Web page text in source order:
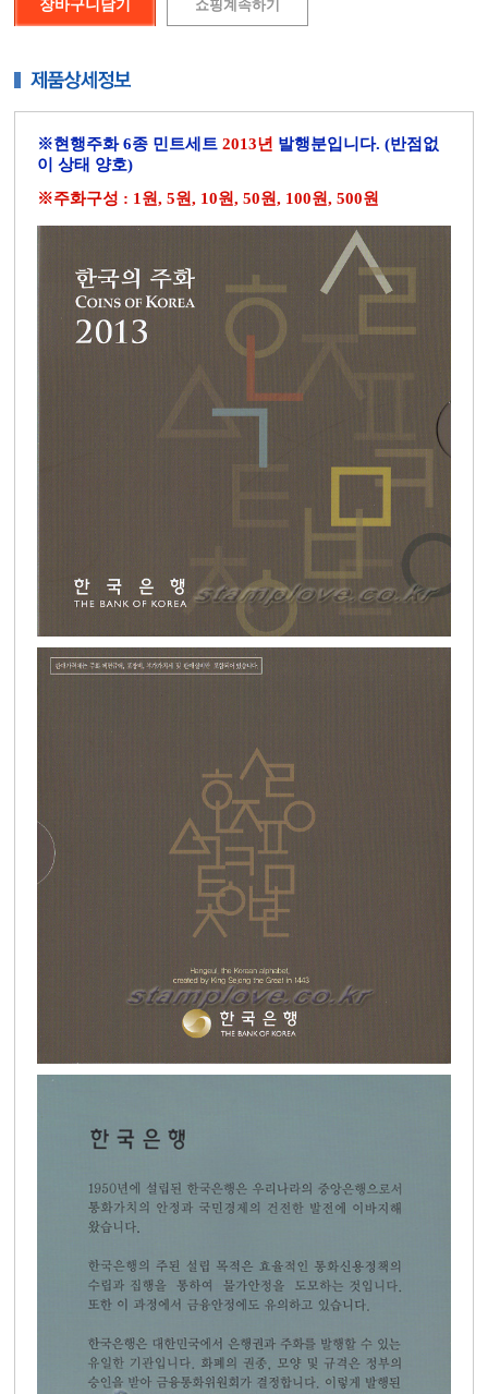
※현행주화 6종 민트세트2013년 발행분입니다. (반점없
이 상태 양호)
※주화구성 : 1원, 5원, 10원, 50원, 100원, 500원